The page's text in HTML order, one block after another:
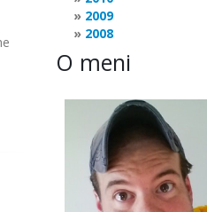
2009
2008
O meni